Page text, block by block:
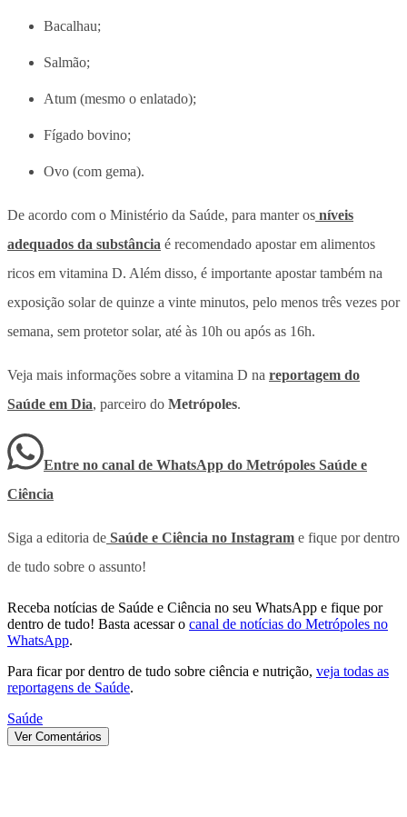
Bacalhau;
Salmão;
Atum (mesmo o enlatado);
Fígado bovino;
Ovo (com gema).
De acordo com o Ministério da Saúde, para manter os níveis
adequados da substância é recomendado apostar em alimentos
ricos em vitamina D. Além disso, é importante apostar também na
exposição solar de quinze a vinte minutos, pelo menos três vezes por
semana, sem protetor solar, até às 10h ou após as 16h.
Veja mais informações sobre a vitamina D na reportagem do
Saúde em Dia, parceiro do Metrópoles.
Entre no canal de WhatsApp do Metrópoles Saúde e
Ciência
Siga a editoria de Saúde e Ciência no Instagram e fique por dentro
de tudo sobre o assunto!
Receba notícias de Saúde e Ciência no seu WhatsApp e fique por
dentro de tudo! Basta acessar o canal de notícias do Metrópoles no
WhatsApp.
Para ficar por dentro de tudo sobre ciência e nutrição, veja todas as
reportagens de Saúde.
Saúde
Ver Comentários